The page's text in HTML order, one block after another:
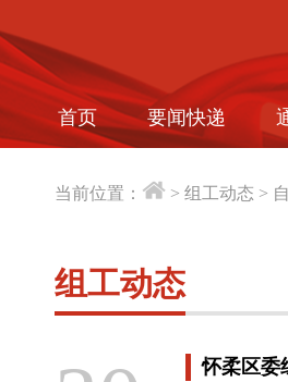
首页 要闻快递
当前位置： > 组工动态 >
组工动态
怀柔区委